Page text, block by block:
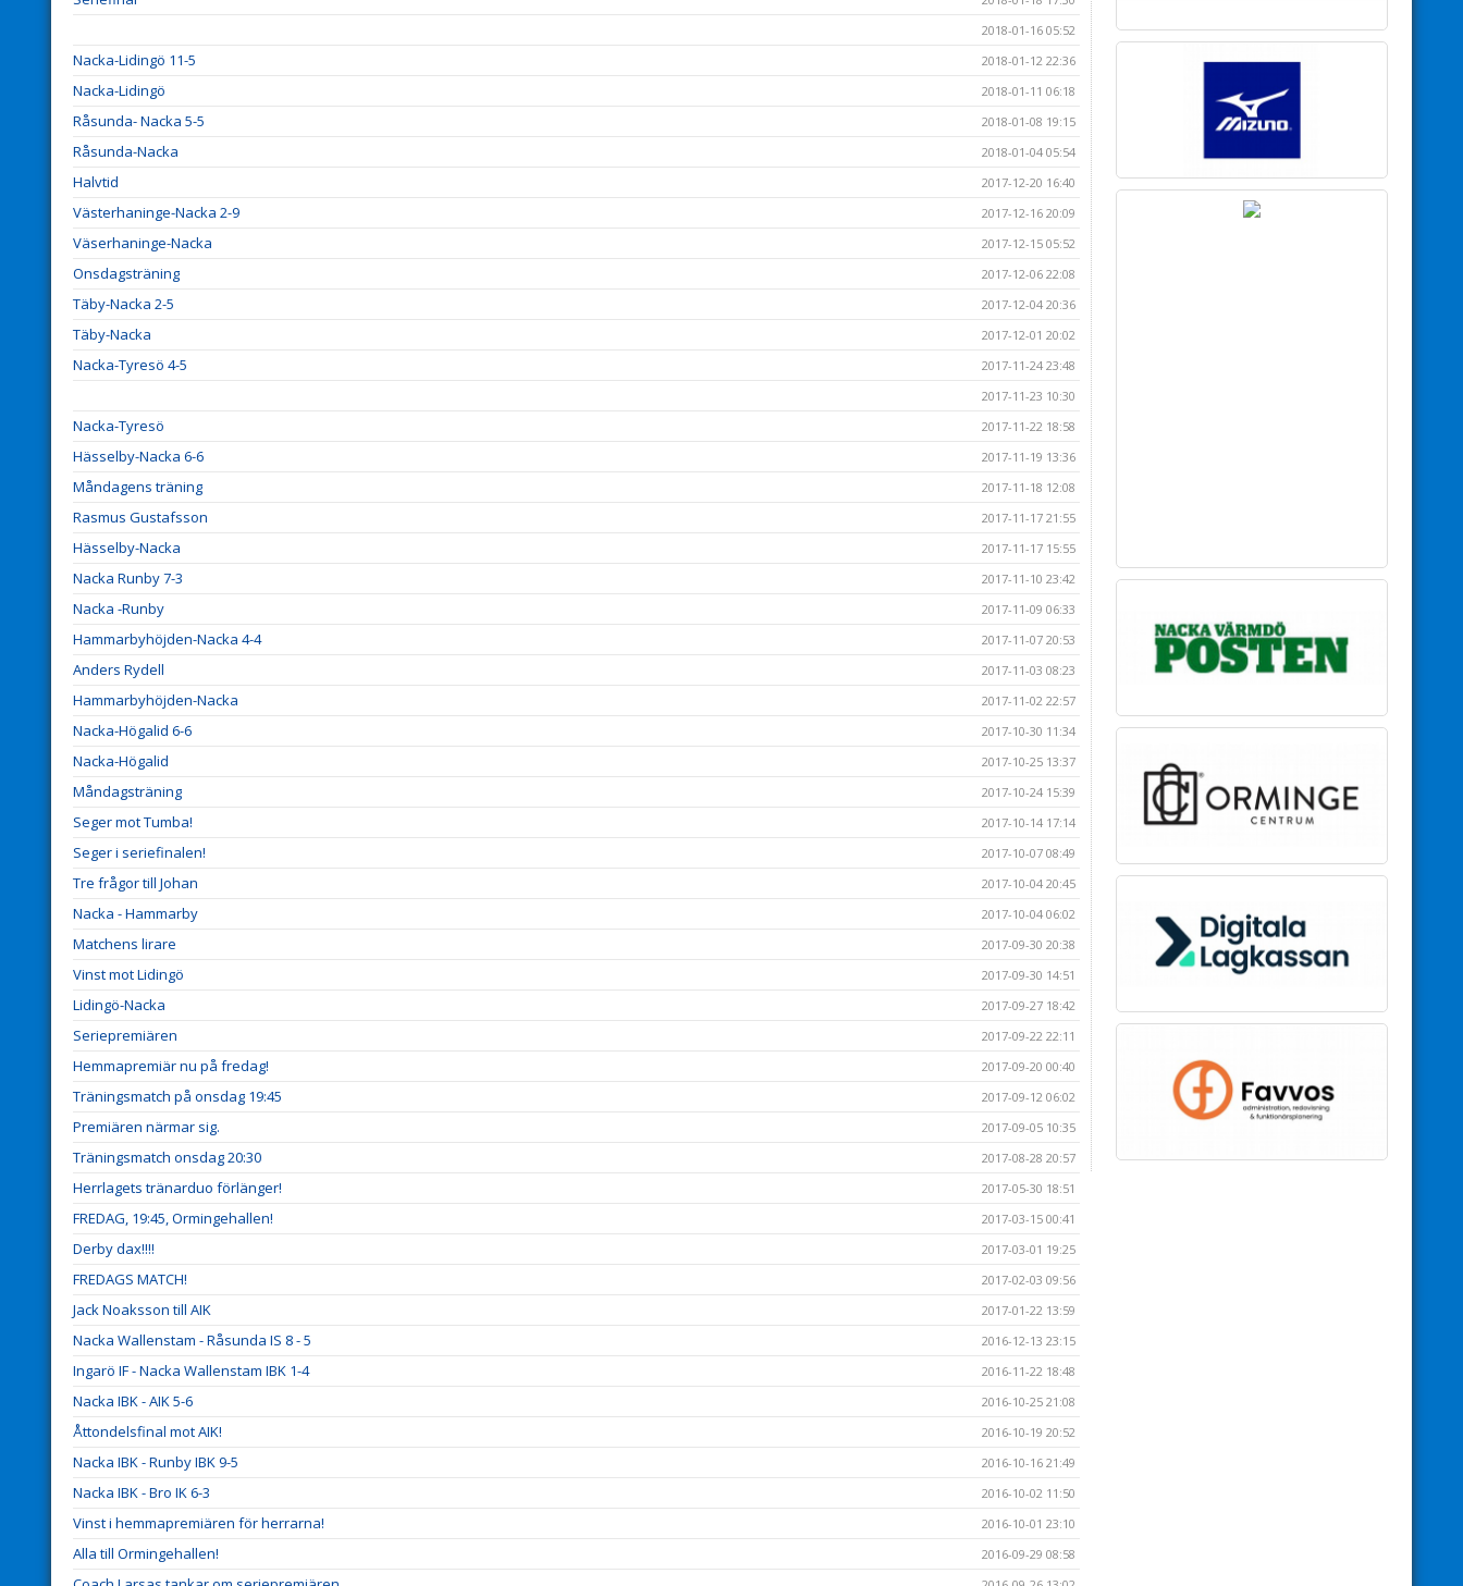
2018-01-16 05:52
Nacka-Lidingö 11-5 2018-01-12 22:36
Nacka-Lidingö 2018-01-11 06:18
Råsunda- Nacka 5-5 2018-01-08 19:15
Råsunda-Nacka 2018-01-04 05:54
Halvtid 2017-12-20 16:40
Västerhaninge-Nacka 2-9 2017-12-16 20:09
Väserhaninge-Nacka 2017-12-15 05:52
Onsdagsträning 2017-12-06 22:08
Täby-Nacka 2-5 2017-12-04 20:36
Täby-Nacka 2017-12-01 20:02
Nacka-Tyresö 4-5
2017-11-24 23:48
2017-11-23 10:30
Nacka-Tyresö 2017-11-22 18:58
Hässelby-Nacka 6-6 2017-11-19 13:36
Måndagens träning 2017-11-18 12:08
Rasmus Gustafsson 2017-11-17 21:55
Hässelby-Nacka 2017-11-17 15:55
Nacka Runby 7-3 2017-11-10 23:42
Nacka -Runby 2017-11-09 06:33
Hammarbyhöjden-Nacka 4-4 2017-11-07 20:53
Anders Rydell 2017-11-03 08:23
Hammarbyhöjden-Nacka 2017-11-02 22:57
Nacka-Högalid 6-6 2017-10-30 11:34
Nacka-Högalid 2017-10-25 13:37
Måndagsträning 2017-10-24 15:39
Seger mot Tumba! 2017-10-14 17:14
Seger i seriefinalen! 2017-10-07 08:49
Tre frågor till Johan 2017-10-04 20:45
Nacka - Hammarby 2017-10-04 06:02
Matchens lirare 2017-09-30 20:38
Vinst mot Lidingö 2017-09-30 14:51
Lidingö-Nacka 2017-09-27 18:42
Seriepremiären 2017-09-22 22:11
Hemmapremiär nu på fredag! 2017-09-20 00:40
Träningsmatch på onsdag 19:45 2017-09-12 06:02
Premiären närmar sig. 2017-09-05 10:35
Träningsmatch onsdag 20:30 2017-08-28 20:57
Herrlagets tränarduo förlänger! 2017-05-30 18:51
FREDAG, 19:45, Ormingehallen! 2017-03-15 00:41
Derby dax!!!! 2017-03-01 19:25
FREDAGS MATCH! 2017-02-03 09:56
Jack Noaksson till AIK 2017-01-22 13:59
Nacka Wallenstam - Råsunda IS 8 - 5 2016-12-13 23:15
Ingarö IF - Nacka Wallenstam IBK 1-4 2016-11-22 18:48
Nacka IBK - AIK 5-6 2016-10-25 21:08
Åttondelsfinal mot AIK! 2016-10-19 20:52
Nacka IBK - Runby IBK 9-5 2016-10-16 21:49
Nacka IBK - Bro IK 6-3 2016-10-02 11:50
Vinst i hemmapremiären för herrarna! 2016-10-01 23:10
Alla till Ormingehallen! 2016-09-29 08:58